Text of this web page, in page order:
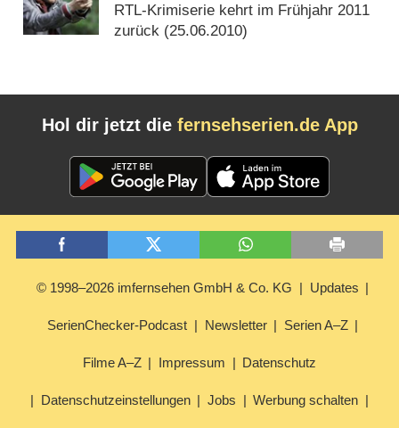
RTL-Krimiserie kehrt im Frühjahr 2011
zurück (25.06.2010)
Hol dir jetzt die fernsehserien.de App
© 1998–2026 imfernsehen GmbH & Co. KG Updates
SerienChecker-Podcast Newsletter Serien A–Z
Filme A–Z Impressum Datenschutz
Datenschutzeinstellungen Jobs Werbung schalten